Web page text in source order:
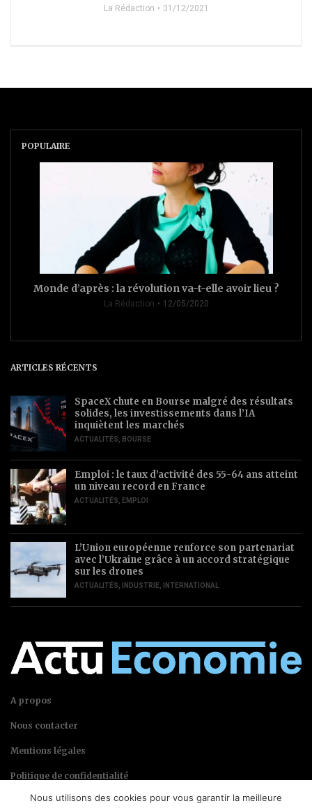
La Rédaction 31/12/2021
POPULAIRE
Monde d’après : la révolution va-t-elle avoir lieu ?
La Rédaction 12/05/2020
ARTICLES RÉCENTS
SpaceX chute en Bourse malgré des résultats
solides, les investissements dans l’IA
inquiètent les marchés
ACTUALITÉS BOURSE
Emploi : le taux d’activité des 55-64 ans atteint
un niveau record en France
ACTUALITÉS EMPLOI
L’Union européenne renforce son partenariat
avec l’Ukraine grâce à un accord stratégique
sur les drones
ACTUALITÉS INDUSTRIE INTERNATIONAL
A propos
Nous contacter
Mentions légales
Politique de confidentialité
Nous utilisons des cookies pour vous garantir la meilleure